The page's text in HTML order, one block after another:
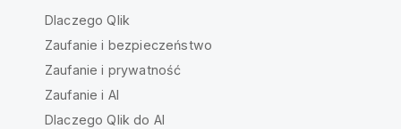
Dlaczego Qlik
Zaufanie i bezpieczeństwo
Zaufanie i prywatność
Zaufanie i AI
Dlaczego Qlik do AI